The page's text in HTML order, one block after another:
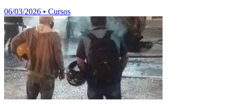
06/03/2026 • Cursos